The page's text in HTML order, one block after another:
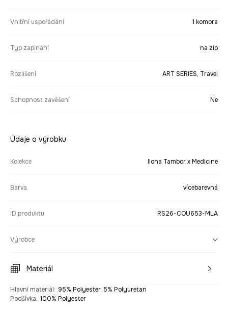
Vnitřní uspořádání 1 komora
Typ zapínání na zip
Rozlišení ART SERIES, Travel
Schopnost zavěšení Ne
Údaje o výrobku
Kolekce Ilona Tambor x Medicine
Barva vícebarevná
ID produktu RS26-COU653-MLA
Výrobce
Materiál
Hlavní materiál: 95% Polyester, 5% Polyuretan
Podšívka: 100% Polyester